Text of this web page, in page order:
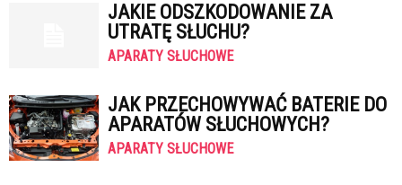
JAKIE ODSZKODOWANIE ZA
UTRATĘ SŁUCHU?
APARATY SŁUCHOWE
JAK PRZECHOWYWAĆ BATERIE DO
APARATÓW SŁUCHOWYCH?
APARATY SŁUCHOWE